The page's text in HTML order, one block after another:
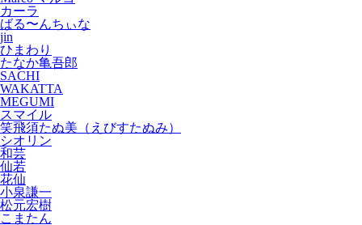
カーラ
ばる〜んちぃな
jin
ひまわり
たなか亀吾郎
SACHI
WAKATTA
MEGUMI
スマイル
笑飛須たぬ美（えびすたぬみ）
シオリン
和芸
仙若
花仙
小泉謙一
松元宏樹
こまたん